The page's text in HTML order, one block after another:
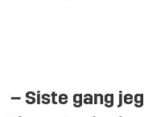
– Siste gang jeg